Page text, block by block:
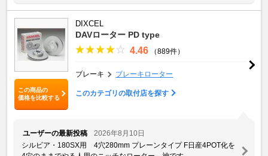
この商品の
価格を比較する
DIXCEL
DAVローター PD type
4.46 （889件）
ブレーキ ブレーキローター
このカテゴリの取付店を探す
ユーザーの最新投稿
2026年8月10日
シルビア・180SX用 4穴280mm プレーンタイプ F日産4POT化を